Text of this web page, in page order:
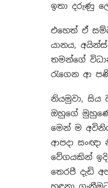
ඉතා දරුණු
එහෙත් ඒ
යානය,
තමන්ගේ
රැගෙන ආ
නියමුවා, සිය
ඔහුගේ
මෙන් ම
ආපදා
වේගයකින්
තෙරපී දැඩි